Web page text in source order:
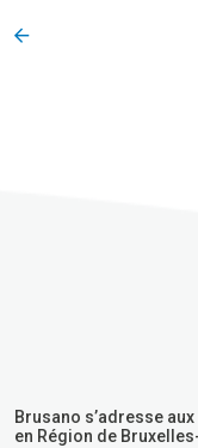
Brusano s’adresse
en Région de